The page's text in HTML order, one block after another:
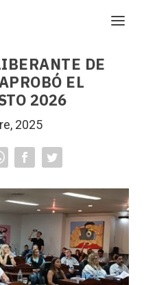
DE
EL
2026
2025